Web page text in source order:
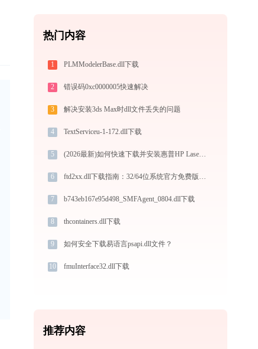
热门内容
1 PLMModelerBase.dll下载
2 错误码0xc0000005快速解决
3 解决安装3ds Max时dll文件丢失的问题
4 TextServiceu-1-172.dll下载
5 (2026最新)如何快速下载并安装惠普HP LaserJet Enterprise MFP M528f打印机驱动：详细步骤解析
6 ftd2xx.dll下载指南：32/64位系统官方免费版获取与安装教程
7 b743eb167e95d498_SMFAgent_0804.dll下载
8 thcontainers.dll下载
9 如何安全下载易语言psapi.dll文件？
10 fmuInterface32.dll下载
推荐内容